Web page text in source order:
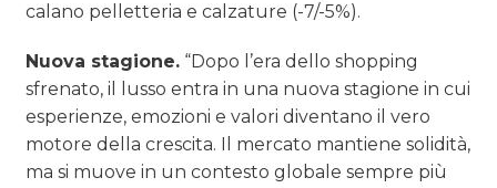
calano pelletteria e calzature (-7/-5%).
Nuova stagione. “Dopo l’era dello shopping
sfrenato, il lusso entra in una nuova stagione in cui
esperienze, emozioni e valori diventano il vero
motore della crescita. Il mercato mantiene solidità,
ma si muove in un contesto globale sempre più